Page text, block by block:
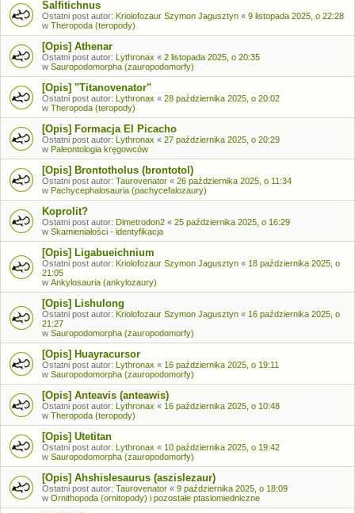
Salfitichnus
Ostatni post autor: Kriolofozaur Szymon Jagusztyn « 9 listopada 2025, o 22:28
w Theropoda (teropody)
[Opis] Athenar
Ostatni post autor: Lythronax « 2 listopada 2025, o 20:35
w Sauropodomorpha (zauropodomorfy)
[Opis] "Titanovenator"
Ostatni post autor: Lythronax « 28 października 2025, o 20:02
w Theropoda (teropody)
[Opis] Formacja El Picacho
Ostatni post autor: Lythronax « 27 października 2025, o 20:29
w Paleontologia kręgowców
[Opis] Brontotholus (brontotol)
Ostatni post autor: Taurovenator « 26 października 2025, o 11:34
w Pachycephalosauria (pachycefalozaury)
Koprolit?
Ostatni post autor: Dimetrodon2 « 25 października 2025, o 16:29
w Skamieniałości - identyfikacja
[Opis] Ligabueichnium
Ostatni post autor: Kriolofozaur Szymon Jagusztyn « 18 października 2025, o
21:05
w Ankylosauria (ankylozaury)
[Opis] Lishulong
Ostatni post autor: Kriolofozaur Szymon Jagusztyn « 16 października 2025, o
21:27
w Sauropodomorpha (zauropodomorfy)
[Opis] Huayracursor
Ostatni post autor: Lythronax « 16 października 2025, o 19:11
w Sauropodomorpha (zauropodomorfy)
[Opis] Anteavis (anteawis)
Ostatni post autor: Lythronax « 16 października 2025, o 10:48
w Theropoda (teropody)
[Opis] Utetitan
Ostatni post autor: Lythronax « 10 października 2025, o 19:42
w Sauropodomorpha (zauropodomorfy)
[Opis] Ahshislesaurus (aszislezaur)
Ostatni post autor: Taurovenator « 9 października 2025, o 18:09
w Ornithopoda (ornitopody) i pozostałe ptasiomiedniczne